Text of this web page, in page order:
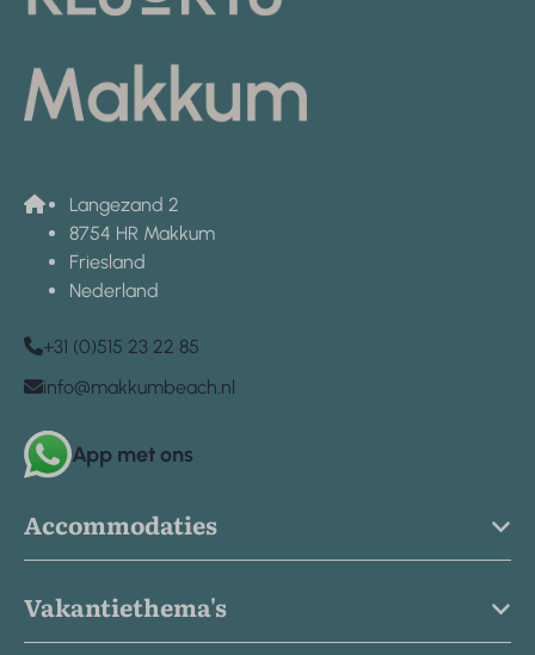
Langezand 2
8754 HR Makkum
Friesland
Nederland
+31 (0)515 23 22 85
info@makkumbeach.nl
App met ons
Accommodaties
Vakantiethema's